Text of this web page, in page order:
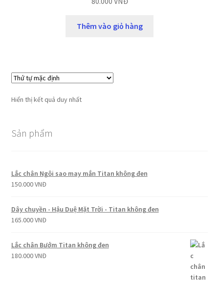
Thêm vào giỏ hàng
Hiển thị kết quả duy nhất
Sản phẩm
Lắc chân Ngôi sao may mắn Titan không đen
150.000VNĐ
Dây chuyền - Hậu Duệ Mặt Trời - Titan không đen
165.000VNĐ
Lắc chân Bướm Titan không đen
180.000VNĐ